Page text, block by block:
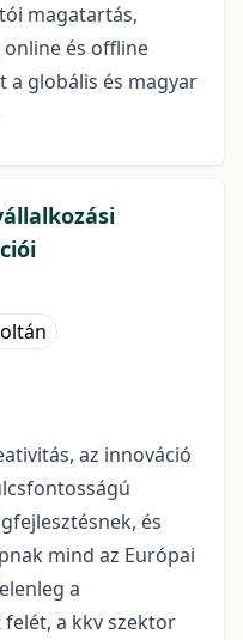
magatartás,
és offline
a globális és magyar
az innováció
és
mind az Európai
a
a kkv szektor